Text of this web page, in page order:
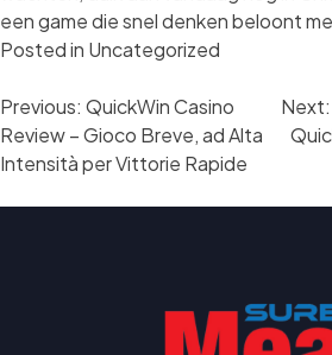
een game die snel denken beloont
Posted in Uncategorized
Post
navigation
Previous: QuickWin Casino
Review – Gioco Breve, ad Alta
Intensità per Vittorie Rapide
Next: